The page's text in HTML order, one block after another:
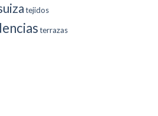
tejidos
terrazas